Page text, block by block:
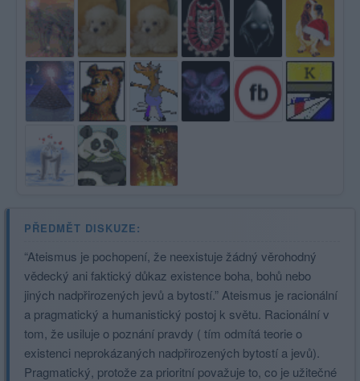
PŘEDMĚT DISKUZE:
“Ateismus je pochopení, že neexistuje žádný věrohodný
vědecký ani faktický důkaz existence boha, bohů nebo
jiných nadpřirozených jevů a bytostí.” Ateismus je racionální
a pragmatický a humanistický postoj k světu. Racionální v
tom, že usiluje o poznání pravdy ( tím odmítá teorie o
existenci neprokázaných nadpřirozených bytostí a jevů).
Pragmatický, protože za prioritní považuje to, co je užitečné